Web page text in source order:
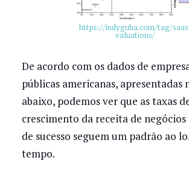
https://indyguha.com/tag/
valuations/
De acordo com os dados de
públicas americanas, apresentadas
abaixo, podemos ver que as taxas
crescimento da receita de negócios
de sucesso seguem um padrão ao
tempo.